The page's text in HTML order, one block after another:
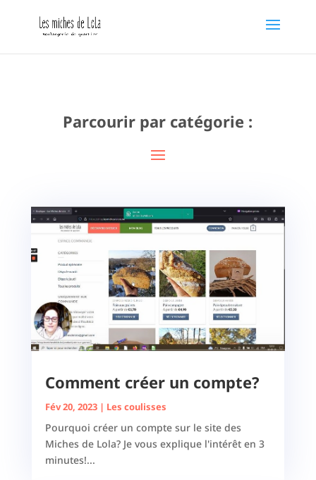
Parcourir par catégorie :
Comment créer un compte?
Fév 20, 2023| Les coulisses
Pourquoi créer un compte sur le site des
Miches de Lola? Je vous explique l'intérêt en 3
minutes!...